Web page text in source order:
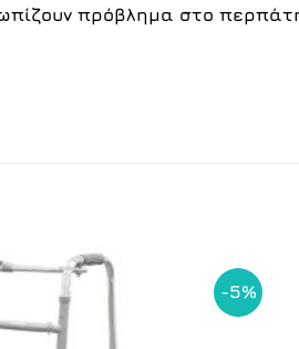
πρόβλημα στο
-5%